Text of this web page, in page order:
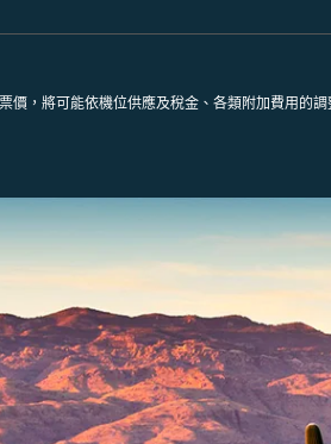
，將可能依機位供應及稅金、各類附加費用的調